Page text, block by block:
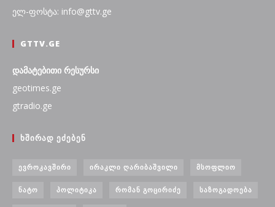
ელ-ფოსტა: info@gttv.ge
GTTV.GE
დამატებითი რესურსი
geotimes.ge
gtradio.ge
ᲮᲨᲘᲠᲐᲓ ᲔᲫᲔᲑᲔᲜ
ᲔᲕᲠᲝᲙᲐᲕᲨᲘᲠᲘ ᲘᲠᲐᲙᲚᲘ ᲦᲐᲠᲘᲑᲐᲨᲕᲘᲚᲘ ᲛᲡᲝᲤᲚᲘᲝ
ᲜᲐᲢᲝ ᲞᲝᲚᲘᲢᲘᲙᲐ ᲠᲝᲛᲐᲜ ᲒᲝᲪᲘᲠᲘᲫᲔ ᲡᲐᲖᲝᲒᲐᲓᲝᲔᲑᲐ